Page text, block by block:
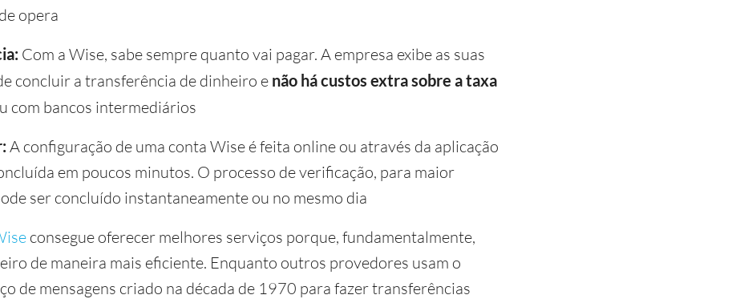
opera
Com a Wise, sabe sempre quanto vai pagar. A empresa exibe as suas
concluir a transferência de dinheiro e não há custos extra sobre a taxa
com bancos intermediários
A configuração de uma conta Wise é feita online ou através da aplicação
em poucos minutos. O processo de verificação, para maior
ser concluído instantaneamente ou no mesmo dia
consegue oferecer melhores serviços porque, fundamentalmente,
de maneira mais eficiente. Enquanto outros provedores usam o
de mensagens criado na década de 1970 para fazer transferências